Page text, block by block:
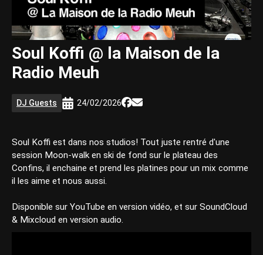
Soul Koffi @ la Maison de la
Radio Meuh
DJ Guests 24/02/2026
Soul Koffi est dans nos studios! Tout juste rentré d'une
session Moon-walk en ski de fond sur le plateau des
Confins, il enchaine et prend les platines pour un mix comme
il les aime et nous aussi.
Disponible sur YouTube en version vidéo, et sur SoundCloud
& Mixcloud en version audio.